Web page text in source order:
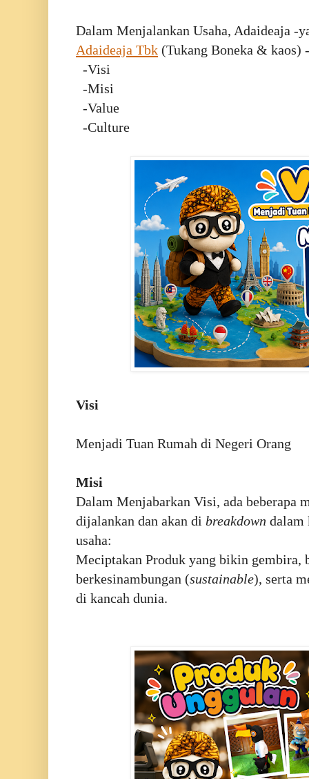
Dalam Menjalankan Usaha, Adaideaja -
Adaideaja Tbk (Tukang Boneka &
-Visi
-Misi
-Value
-Culture
Visi
Menjadi Tuan Rumah di Negeri Orang
Misi
Dalam Menjabarkan Visi, ada beberapa
dijalankan dan akan di breakdown dalam
usaha:
Meciptakan Produk yang bikin gembira,
berkesinambungan (sustainable), serta
di kancah dunia.